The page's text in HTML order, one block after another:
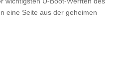
eine Seite aus der geheimen